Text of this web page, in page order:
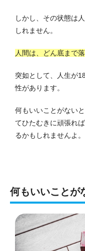
しかし、その状態は
しれません。
人間は、どん底まで
突如として、人生が
性があります。
何もいいことがない
てひたむきに頑張れ
るかもしれませんよ。
何もいいことが